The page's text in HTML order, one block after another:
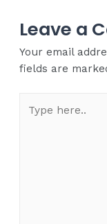
Leave a
Your email
fields are
here..